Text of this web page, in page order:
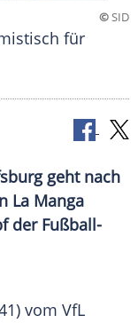
©SID
für
geht nach
La Manga
der Fußball-
vom VfL